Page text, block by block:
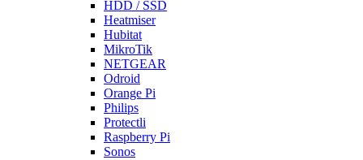
HDD / SSD
Heatmiser
Hubitat
MikroTik
NETGEAR
Odroid
Orange Pi
Philips
Protectli
Raspberry Pi
Sonos